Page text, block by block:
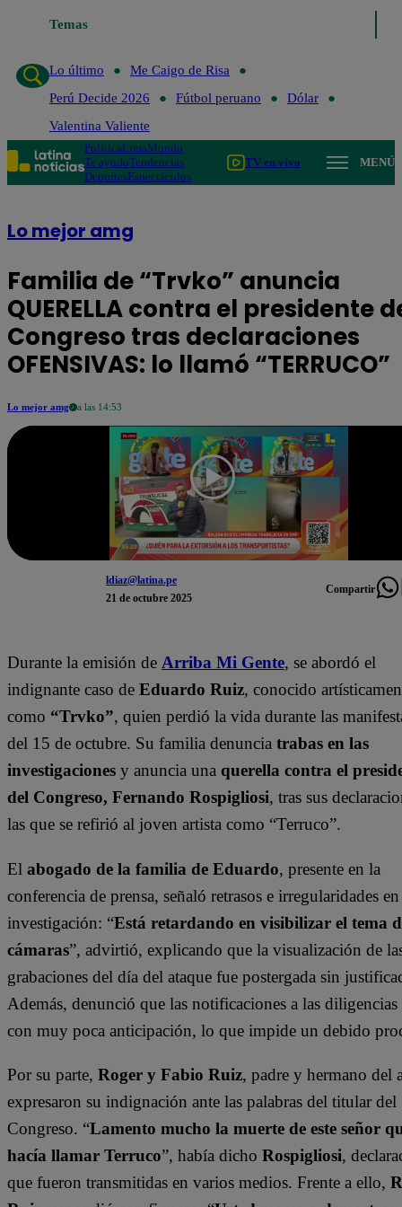
TemasLo último
Lo último
Me Caigo de Risa
Perú Decide 2026
Fútbol peruano
Dólar
Valentina Valiente
PolíticaLimaMundo
Te ayudoTendencias
DeportesEspectáculos
TV en vivo MENÚ
Lo mejor amg
Familia de “Trvko” anuncia
QUERELLA contra el presidente
Congreso tras declaraciones
OFENSIVAS: lo llamó “TERRUCO”
Lo mejor amg a las 14:53
ldiaz@latina.pe
21 de octubre 2025
Compartir
Durante la emisión de Arriba Mi Gente, se abordó el
indignante caso de Eduardo Ruiz, conocido
como “Trvko”, quien perdió la vida durante las
del 15 de octubre. Su familia denuncia trabas en las
investigaciones y anuncia una querella contra el
del Congreso, Fernando Rospigliosi, tras sus
las que se refirió al joven artista como “Terruco”.
El abogado de la familia de Eduardo, presente en la
conferencia de prensa, señaló retrasos e irregularidades
investigación: “Está retardando en visibilizar el tema
cámaras”, advirtió, explicando que la visualización de
grabaciones del día del ataque fue postergada sin
Además, denunció que las notificaciones a las
con muy poca anticipación, lo que impide un debido
Por su parte, Roger y Fabio Ruiz, padre y hermano del
expresaron su indignación ante las palabras del titular del
Congreso. “Lamento mucho la muerte de este señor
hacía llamar Terruco”, había dicho Rospigliosi,
que fueron transmitidas en varios medios. Frente a ello,